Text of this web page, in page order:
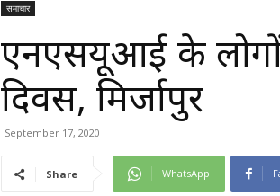
समाचार
एनएसयूआई के
दिवस, मिर्जापुर
September 17, 2020
Share WhatsApp